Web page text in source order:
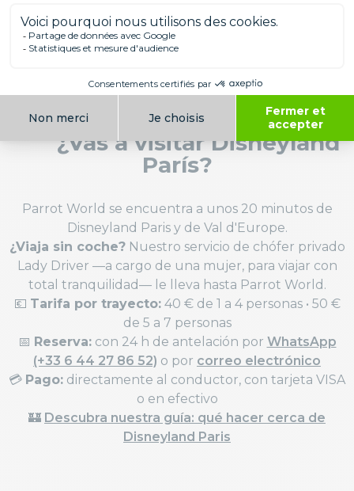
Foundation,que actúa y apoya a los actores de la
conservación en todo el mundo.
¿Vas a visitar Disneyland
París?
Parrot World se encuentra a unos 20 minutos de
Disneyland Paris y de Val d'Europe.
¿Viaja sin coche?Nuestro servicio de chófer privado
Lady Driver —a cargo de una mujer, para viajar con
total tranquilidad— le lleva hasta Parrot World.
💶 Tarifa por trayecto:40 € de 1 a 4 personas • 50 €
de 5 a 7 personas
📅 Reserva:con 24 h de antelación por WhatsApp
(+33 6 44 27 86 52) o por correo electrónico
💳 Pago: directamente al conductor, con tarjeta VISA
o en efectivo
🏰 Descubra nuestra guía: qué hacer cerca de
Disneyland Paris